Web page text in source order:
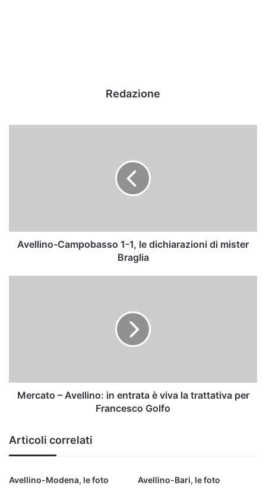
Redazione
Braglia
Avellino-Campobasso 1-1, le dichiarazioni di mister
Braglia
trattativa
perMercato – Avellino: in entrata è viva la trattativa per
Francesco Golfo
Articoli correlati
Avellino-Modena, le foto Avellino-Bari, le foto